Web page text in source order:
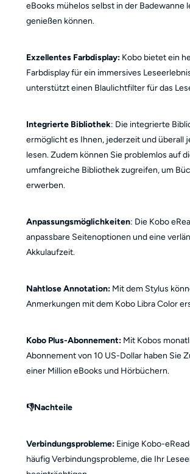
eBooks mühelos selbst in der Badewanne
genießen können.
Exzellentes Farbdisplay: Kobo bietet ein
Farbdisplay für ein immersives
unterstützt einen Blaulichtfilter für das
Integrierte Bibliothek: Die integrierte
ermöglicht es Ihnen, jederzeit und überall
lesen. Zudem können Sie problemlos auf
umfangreiche Bibliothek zugreifen, um
erwerben.
Anpassungsmöglichkeiten: Die Kobo
anpassbare Seitenoptionen und eine
Akkulaufzeit.
Nahtlose Annotation:Mit dem Stylus
Anmerkungen mit dem Kobo Libra Color
Kobo Plus-Abonnement:Mit Kobos
Abonnement von 10 US-Dollar haben Sie
einer Million eBooks und Hörbüchern.
👎Nachteile
Verbindungsprobleme: Einige Kobo-
häufig Verbindungsprobleme, die Ihr